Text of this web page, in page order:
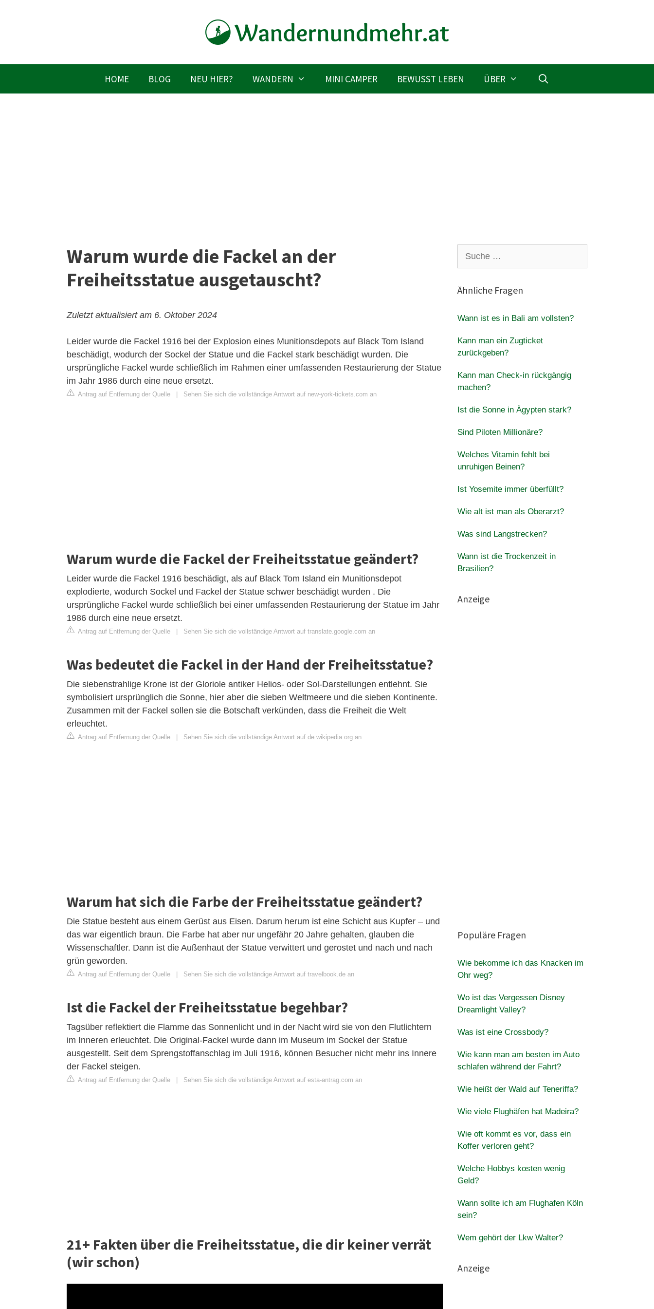
HOME BLOG NEU HIER? WANDERN MINI CAMPER BEWUSST LEBEN ÜBER
Warum wurde die Fackel an der
Freiheitsstatue ausgetauscht?
Zuletzt aktualisiert am 6. Oktober 2024
Leider wurde die Fackel 1916 bei der Explosion eines Munitionsdepots auf Black Tom Island
beschädigt, wodurch der Sockel der Statue und die Fackel stark beschädigt wurden. Die
ursprüngliche Fackel wurde schließlich im Rahmen einer umfassenden Restaurierung der Statue
im Jahr 1986 durch eine neue ersetzt.
Antrag auf Entfernung der Quelle Sehen Sie sich die vollständige Antwort auf new-york-tickets.com an
Warum wurde die Fackel der Freiheitsstatue geändert?
Leider wurde die Fackel 1916 beschädigt, als auf Black Tom Island ein Munitionsdepot
explodierte, wodurch Sockel und Fackel der Statue schwer beschädigt wurden . Die
ursprüngliche Fackel wurde schließlich bei einer umfassenden Restaurierung der Statue im Jahr
1986 durch eine neue ersetzt.
Antrag auf Entfernung der Quelle Sehen Sie sich die vollständige Antwort auf translate.google.com an
Was bedeutet die Fackel in der Hand der Freiheitsstatue?
Die siebenstrahlige Krone ist der Gloriole antiker Helios- oder Sol-Darstellungen entlehnt. Sie
symbolisiert ursprünglich die Sonne, hier aber die sieben Weltmeere und die sieben Kontinente.
Zusammen mit der Fackel sollen sie die Botschaft verkünden, dass die Freiheit die Welt
erleuchtet.
Antrag auf Entfernung der Quelle Sehen Sie sich die vollständige Antwort auf de.wikipedia.org an
Warum hat sich die Farbe der Freiheitsstatue geändert?
Die Statue besteht aus einem Gerüst aus Eisen. Darum herum ist eine Schicht aus Kupfer – und
das war eigentlich braun. Die Farbe hat aber nur ungefähr 20 Jahre gehalten, glauben die
Wissenschaftler. Dann ist die Außenhaut der Statue verwittert und gerostet und nach und nach
grün geworden.
Antrag auf Entfernung der Quelle Sehen Sie sich die vollständige Antwort auf travelbook.de an
Ist die Fackel der Freiheitsstatue begehbar?
Tagsüber reflektiert die Flamme das Sonnenlicht und in der Nacht wird sie von den Flutlichtern
im Inneren erleuchtet. Die Original-Fackel wurde dann im Museum im Sockel der Statue
ausgestellt. Seit dem Sprengstoffanschlag im Juli 1916, können Besucher nicht mehr ins Innere
der Fackel steigen.
Antrag auf Entfernung der Quelle Sehen Sie sich die vollständige Antwort auf esta-antrag.com an
21+ Fakten über die Freiheitsstatue, die dir keiner verrät
(wir schon)
nach:
Ähnliche Fragen
Wann ist es in Bali am vollsten?
Kann man ein Zugticket
zurückgeben?
Kann man Check-in rückgängig
machen?
Ist die Sonne in Ägypten stark?
Sind Piloten Millionäre?
Welches Vitamin fehlt bei
unruhigen Beinen?
Ist Yosemite immer überfüllt?
Wie alt ist man als Oberarzt?
Was sind Langstrecken?
Wann ist die Trockenzeit in
Brasilien?
Anzeige
Populäre Fragen
Wie bekomme ich das Knacken im
Ohr weg?
Wo ist das Vergessen Disney
Dreamlight Valley?
Was ist eine Crossbody?
Wie kann man am besten im Auto
schlafen während der Fahrt?
Wie heißt der Wald auf Teneriffa?
Wie viele Flughäfen hat Madeira?
Wie oft kommt es vor, dass ein
Koffer verloren geht?
Welche Hobbys kosten wenig
Geld?
Wann sollte ich am Flughafen Köln
sein?
Wem gehört der Lkw Walter?
Anzeige